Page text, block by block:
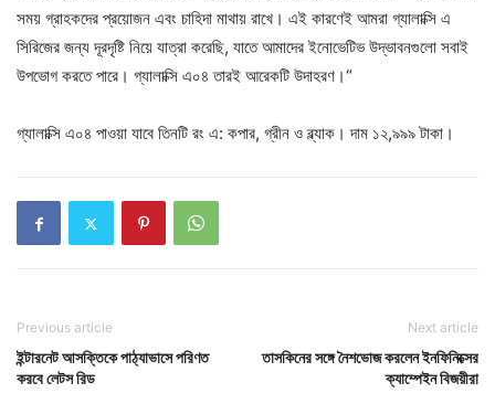
সময় গ্রাহকদের প্রয়োজন এবং চাহিদা মাথায় রাখে। এই কারণেই আমরা গ্যালাক্সি এ
সিরিজের জন্য দূরদৃষ্টি নিয়ে যাত্রা করেছি, যাতে আমাদের ইনোভেটিভ উদ্ভাবনগুলো সবাই
উপভোগ করতে পারে। গ্যালাক্সি এ০৪ তারই আরেকটি উদাহরণ।“
গ্যালাক্সি এ০৪ পাওয়া যাবে তিনটি রং এ: কপার, গ্রীন ও ব্ল্যাক। দাম ১২,৯৯৯ টাকা।
Previous article
ইন্টারনেট আসক্তিকে পাঠ্যাভাসে পরিণত
করবে লেটস রিড
Next article
তাসকিনের সঙ্গে নৈশভোজ করলেন ইনফিনিক্সের
ক্যাম্পেইন বিজয়ীরা